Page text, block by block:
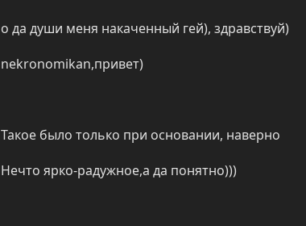
о да души меня накаченный гей), здравствуй)
nekronomikan,привет)
Такое было только при основании, наверно
Нечто ярко-радужное,а да понятно)))